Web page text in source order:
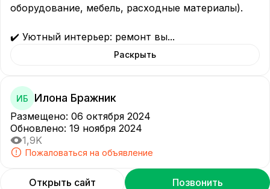
оборудование, мебель, расходные материалы).
✔️ Уютный интерьер: ремонт вы...
Раскрыть
ИБ Илона Бражник
Размещено: 06 октября 2024
Обновлено: 19 ноября 2024
1,9K
Пожаловаться на объявление
Позвонить
Открыть сайт